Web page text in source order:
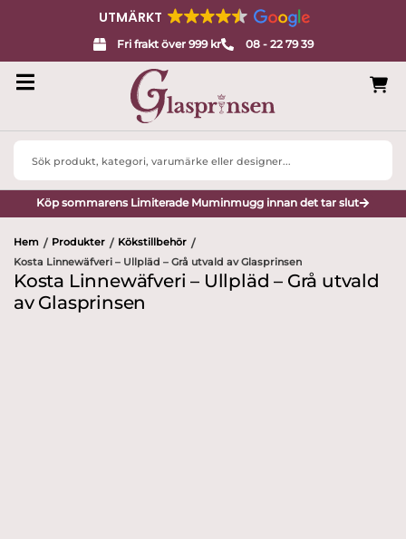
UTMÄRKT
Fri frakt över 999 kr 08 - 22 79 39
Search
Köp sommarens Limiterade Muminmugg innan det tar slut
Hem / Produkter / Kökstillbehör /
Kosta Linnewäfveri – Ullpläd – Grå utvald av Glasprinsen
Kosta Linnewäfveri – Ullpläd – Grå utvald
av Glasprinsen